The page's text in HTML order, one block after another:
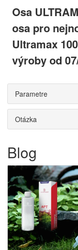
Osa
osa pro
Ultramax
výroby od
Parametre
Otázka
Blog